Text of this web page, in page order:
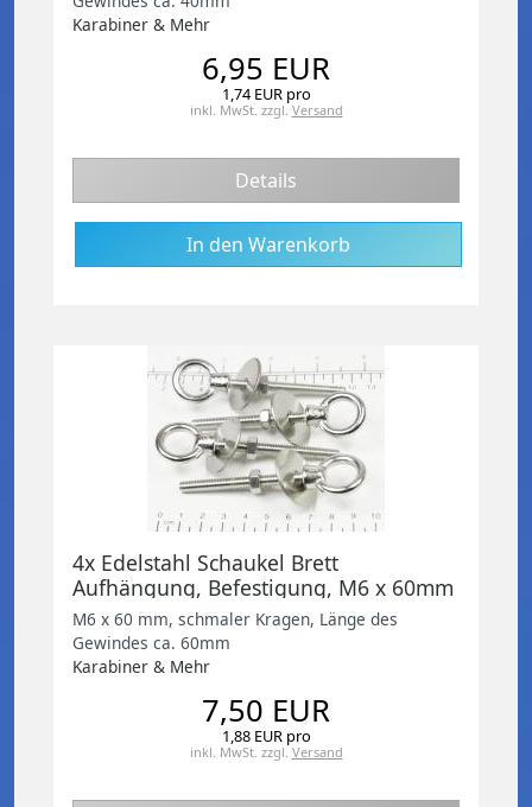
Karabiner & Mehr
6,95 EUR
1,74 EUR pro
inkl. MwSt. zzgl. Versand
Details
4x Edelstahl Schaukel Brett
Aufhängung, Befestigung, M6 x 60mm
M6 x 60 mm, schmaler Kragen, Länge des
Gewindes ca. 60mm
Karabiner & Mehr
7,50 EUR
1,88 EUR pro
inkl. MwSt. zzgl. Versand